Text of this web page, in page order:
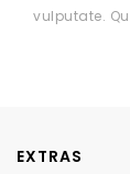
vulputate.
EXTRAS